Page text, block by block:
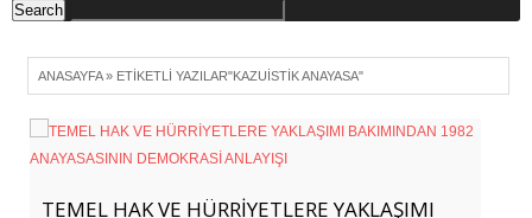
ANASAYFA» ETIKETLI YAZILAR"KAZUISTIK ANAYASA"
TEMEL HAK VE HÜRRİYETLERE YAKLAŞIMI